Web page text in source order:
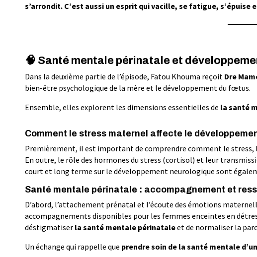
s’arrondit. C’est aussi un esprit qui vacille, se fatigue, s’épuise
🧠 Santé mentale périnatale et
Dans la deuxième partie de l’épisode, Fatou Khouma reçoit Dre
bien-être psychologique de la mère et le développement du fœtus.
Ensemble, elles explorent les dimensions essentielles de la santé
Comment le stress maternel affecte le
Premièrement, il est important de comprendre comment le
En outre, le rôle des hormones du stress (cortisol) et leur
court et long terme sur le développement neurologique sont
Santé mentale périnatale : accompagnement et
D’abord, l’attachement prénatal et l’écoute des émotions
accompagnements disponibles pour les femmes enceintes en
déstigmatiser la santé mentale périnataleet de normaliser la
Un échange qui rappelle que prendre soin de la santé mentale